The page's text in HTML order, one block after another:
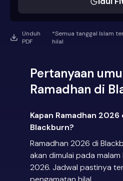
Unduh
PDF
*Semua tanggal Islam
hilal
Pertanyaan
Ramadhan di
Kapan Ramadhan 2026
Blackburn?
Ramadhan 2026 di
akan dimulai pada malam
2026. Jadwal pastinya